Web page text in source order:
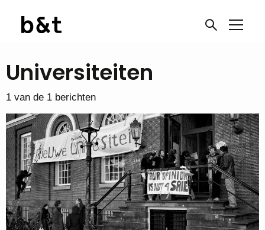
Universiteiten
1 van de 1 berichten